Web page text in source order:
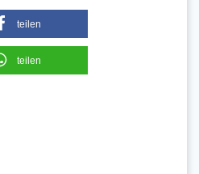
teilen
teilen